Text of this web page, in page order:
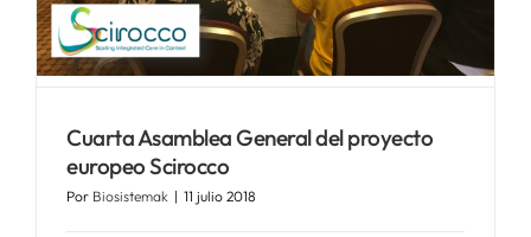
Cuarta Asamblea General del proyecto
europeo Scirocco
Por Biosistemak | 11 julio 2018